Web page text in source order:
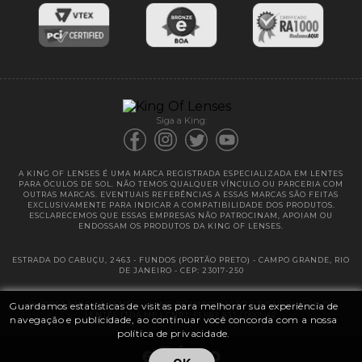
Guardamos estatísticas de visitas para melhorar sua experiência de
navegação e publicidade, ao continuar você concorda com a nossa
política de privacidade.
Entregas
Siga a King:
A KING OF LENSES É UMA MARCA REGISTRADA ESPECIALIZADA EM LENTES
PARA ÓCULOS DE SOL. NÃO TEMOS QUALQUER VÍNCULO OU PARCERIA COM
OUTRAS MARCAS. EVENTUAIS REFERÊNCIAS A ESSAS MARCAS SÃO FEITAS
EXCLUSIVAMENTE PARA INDICAR A COMPATIBILIDADE DOS PRODUTOS.
ESCLARECEMOS QUE ESSAS EMPRESAS NÃO PATROCINAM, APOIAM OU
ENDOSSAM OS PRODUTOS DA KING OF LENSES.
ESTRADA DO CABUÇU, 2463 - FUNDOS (PORTÃO PRETO) - CAMPO GRANDE, RIO
DE JANEIRO - CEP: 23017-250
@ 2025 | KING OF LENSES - KING OF IMPORTAÇÃO E DISTRIBUIÇÃO DE
LENTES LTDA ME | CNPJ: 13.682.533 / 0001-42